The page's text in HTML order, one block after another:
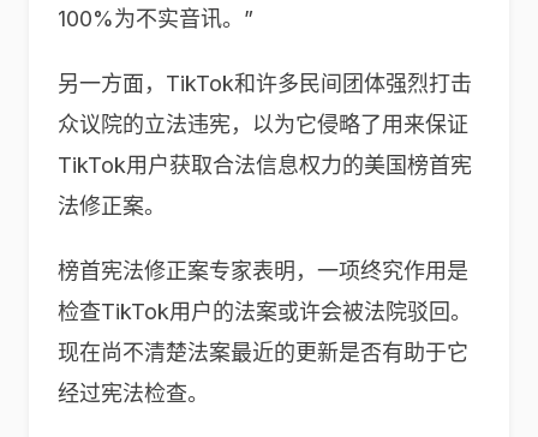
100%为不实音讯。”
另一方面，TikTok和许多民间团体强烈打击
众议院的立法违宪，以为它侵略了用来保证
TikTok用户获取合法信息权力的美国榜首宪
法修正案。
榜首宪法修正案专家表明，一项终究作用是
检查TikTok用户的法案或许会被法院驳回。
现在尚不清楚法案最近的更新是否有助于它
经过宪法检查。